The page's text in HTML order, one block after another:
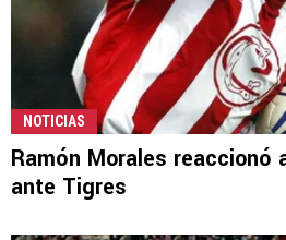
NOTICIAS
Ramón Morales reaccionó
ante Tigres